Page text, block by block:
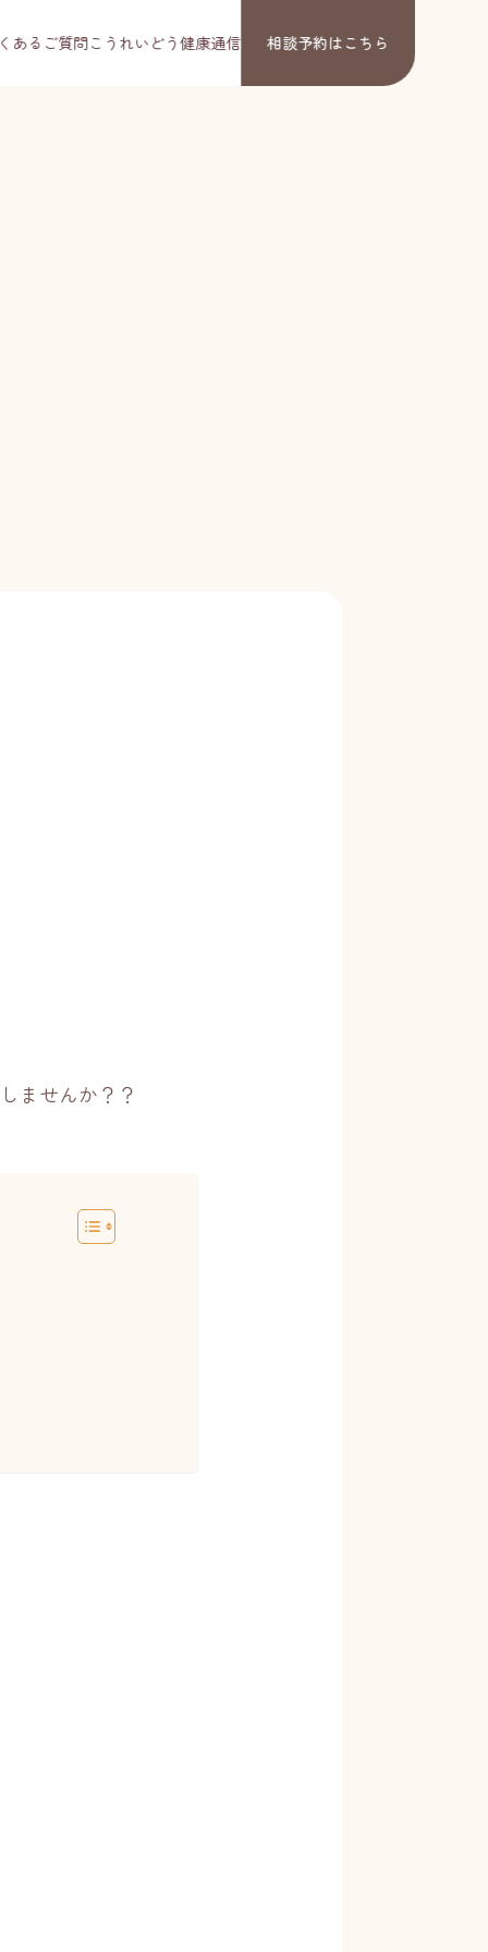
あるご質問こうれいどう健康通信 相談予約はこちら
ませんか？？